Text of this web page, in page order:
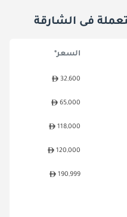
فى الشارقة
السعر*
32,600
65,000
118,000
120,000
190,999